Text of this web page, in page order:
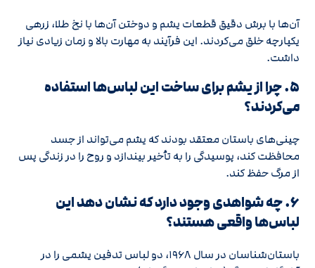
آن‌ها با برش دقیق قطعات یشم و دوختن آن‌ها با نخ طلا، زرهی
یکپارچه خلق می‌کردند. این فرآیند به مهارت بالا و زمان زیادی نیاز
داشت.
۵. چرا از یشم برای ساخت این لباس‌ها استفاده
می‌کردند؟
چینی‌های باستان معتقد بودند که یشم می‌تواند از جسد
محافظت کند، پوسیدگی را به تأخیر بیندازد و روح را در زندگی پس
از مرگ حفظ کند.
۶. چه شواهدی وجود دارد که نشان دهد این
لباس‌ها واقعی هستند؟
باستان‌شناسان در سال ۱۹۶۸، دو لباس تدفین یشمی را در